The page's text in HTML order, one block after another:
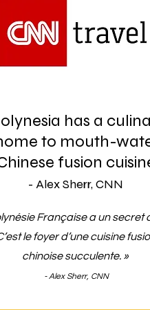
has a
to mouth-
fusion
- Alex Sherr, CNN
Française a un secret
le foyer d’une cuisine
chinoise succulente. »
- Alex Sherr, CNN